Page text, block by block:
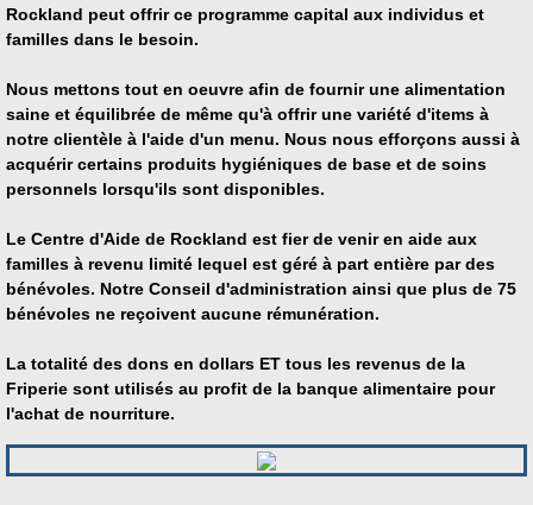
Rockland peut offrir ce programme capital aux individus et
familles dans le besoin.
Nous mettons tout en oeuvre afin de fournir une alimentation
saine et équilibrée de même qu'à offrir une variété d'items à
notre clientèle à l'aide d'un menu. Nous nous efforçons aussi à
acquérir certains produits hygiéniques de base et de soins
personnels lorsqu'ils sont disponibles.
Le Centre d'Aide de Rockland est fier de venir en aide aux
familles à revenu limité lequel est géré à part entière par des
bénévoles. Notre Conseil d'administration ainsi que plus de 75
bénévoles ne reçoivent aucune rémunération.
La totalité des dons en dollars ET tous les revenus de la
Friperie sont utilisés au profit de la banque alimentaire pour
l'achat de nourriture.